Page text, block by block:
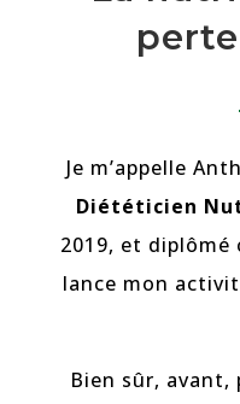
Je m’appelle
Diététicien
2019, et diplômé
lance mon
Bien sûr, avant,